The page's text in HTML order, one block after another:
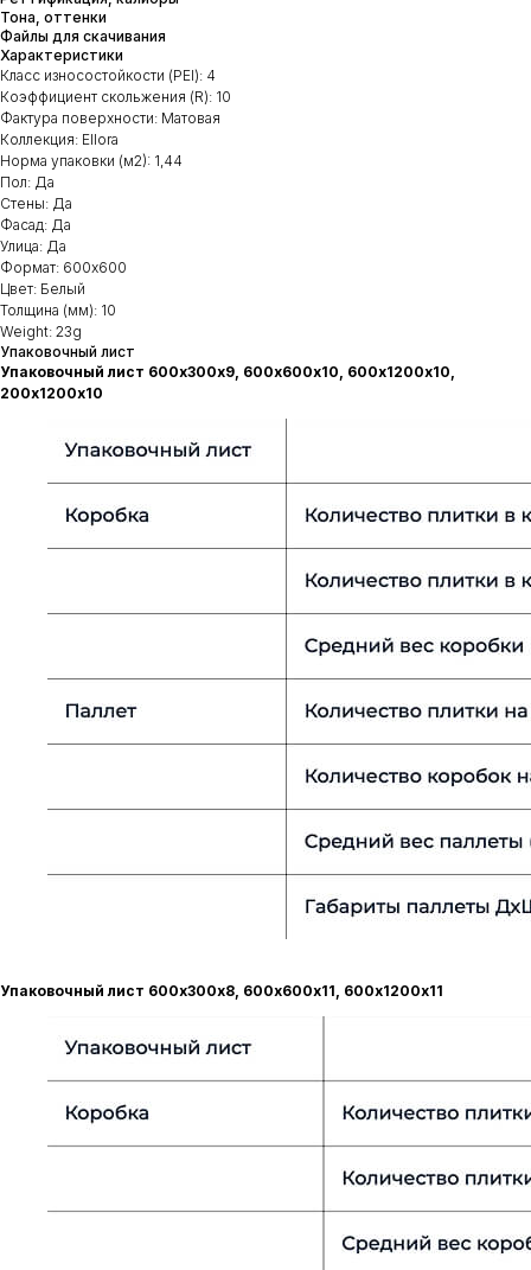
Тона, оттенки
Файлы для скачивания
Характеристики
Класс износостойкости (PEI): 4
Коэффициент скольжения (R): 10
Фактура поверхности: Матовая
Коллекция: Ellora
Норма упаковки (м2): 1,44
Пол: Да
Стены: Да
Фасад: Да
Улица: Да
Формат: 600х600
Цвет: Белый
Толщина (мм): 10
Weight: 23g
Упаковочный лист
Упаковочный лист 600х300х9, 600х600х10, 600х1200х10,
200х1200х10
Упаковочный лист 600х300х8, 600х600х11, 600х1200х11